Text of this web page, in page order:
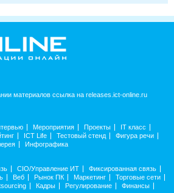
материалов ссылка на releases.ict-online.ru
Мероприятия Проекты
IT класс
ICT Life Тестовый стенд
Фигура речи
Инфографика
CIO/Управление ИТ
Фиксированная связь
Веб Рынок ПК Маркетинг
Торговые сети
Кадры Регулирование
Финансы